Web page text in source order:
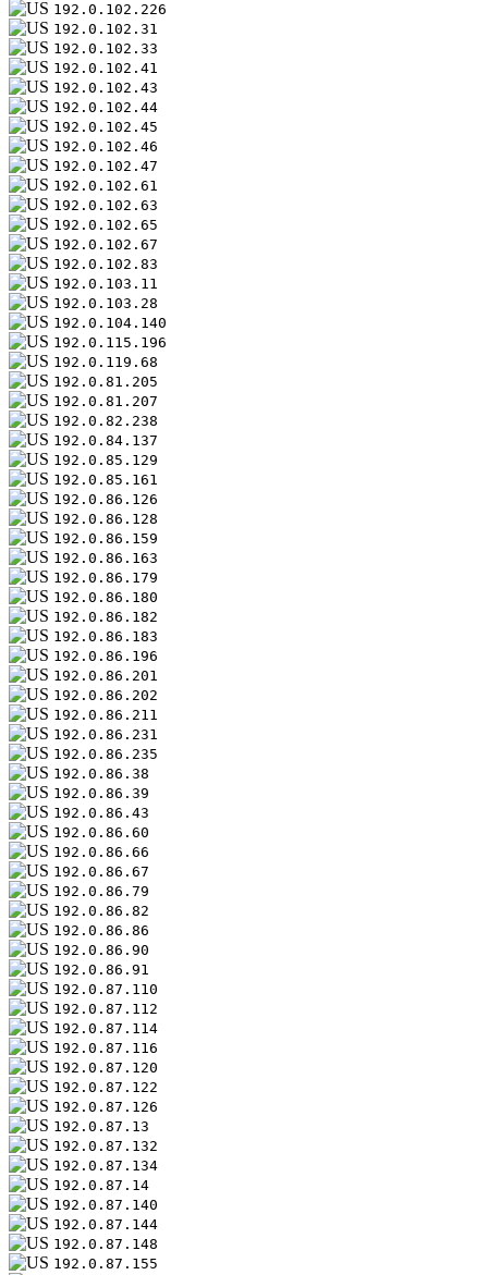
192.0.102.226
192.0.102.31
192.0.102.33
192.0.102.41
192.0.102.43
192.0.102.44
192.0.102.45
192.0.102.46
192.0.102.47
192.0.102.61
192.0.102.63
192.0.102.65
192.0.102.67
192.0.102.83
192.0.103.11
192.0.103.28
192.0.104.140
192.0.115.196
192.0.119.68
192.0.81.205
192.0.81.207
192.0.82.238
192.0.84.137
192.0.85.129
192.0.85.161
192.0.86.126
192.0.86.128
192.0.86.159
192.0.86.163
192.0.86.179
192.0.86.180
192.0.86.182
192.0.86.183
192.0.86.196
192.0.86.201
192.0.86.202
192.0.86.211
192.0.86.231
192.0.86.235
192.0.86.38
192.0.86.39
192.0.86.43
192.0.86.60
192.0.86.66
192.0.86.67
192.0.86.79
192.0.86.82
192.0.86.86
192.0.86.90
192.0.86.91
192.0.87.110
192.0.87.112
192.0.87.114
192.0.87.116
192.0.87.120
192.0.87.122
192.0.87.126
192.0.87.13
192.0.87.132
192.0.87.134
192.0.87.14
192.0.87.140
192.0.87.144
192.0.87.148
192.0.87.155